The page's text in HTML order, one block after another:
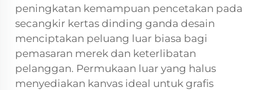
peningkatan kemampuan pencetakan pada
secangkir kertas dinding ganda desain
menciptakan peluang luar biasa bagi
pemasaran merek dan keterlibatan
pelanggan. Permukaan luar yang halus
menyediakan kanvas ideal untuk grafis